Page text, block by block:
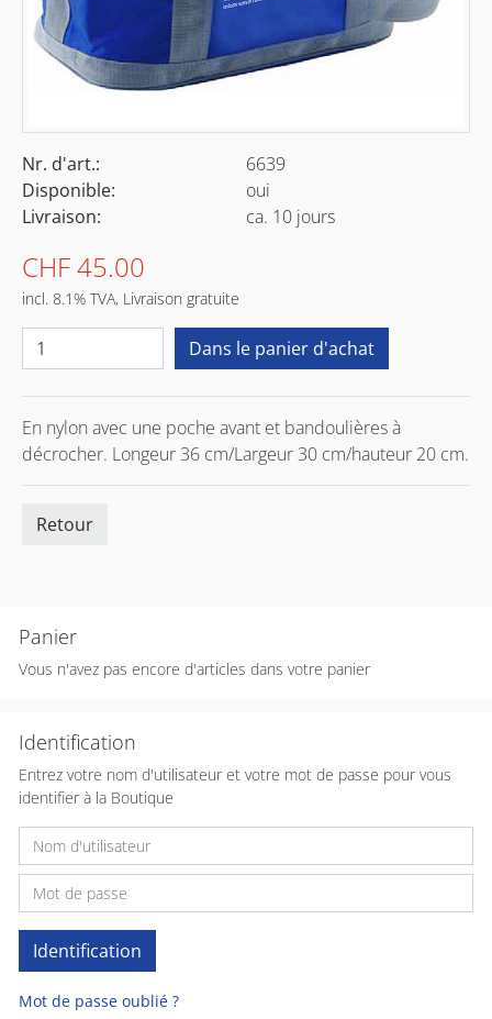
Panier
Vous n'avez pas encore d'articles dans votre panier
Identification
Entrez votre nom d'utilisateur et votre mot de passe pour vous
identifier à la Boutique
Mot de passe oublié ?
Nr. d'art.:
6639
Disponible:
oui
Livraison:
ca. 10 jours
CHF 45.00
incl. 8.1% TVA, Livraison gratuite
En nylon avec une poche avant et bandoulières à
décrocher. Longeur 36 cm/Largeur 30 cm/hauteur 20 cm.
Retour